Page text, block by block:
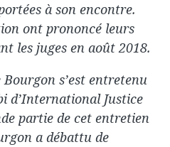
à son encontre.
ont prononcé leurs
les juges en août 2018.
s’est entretenu
d’International Justice
partie de cet entretien
a débattu de